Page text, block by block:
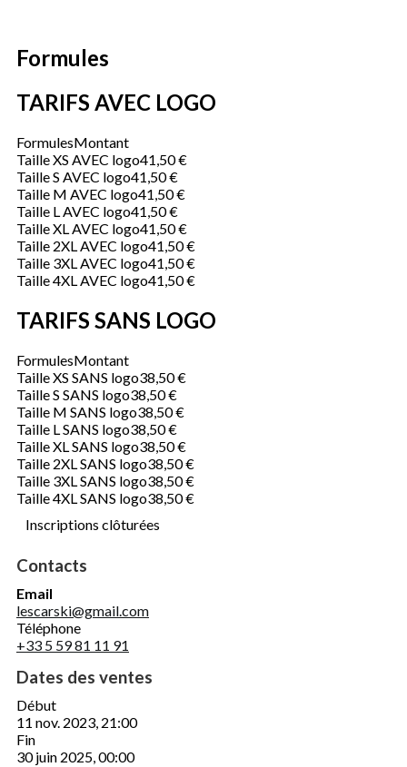
Formules
TARIFS AVEC LOGO
FormulesMontant
Taille XS AVEC logo41,50 €
Taille S AVEC logo41,50 €
Taille M AVEC logo41,50 €
Taille L AVEC logo41,50 €
Taille XL AVEC logo41,50 €
Taille 2XL AVEC logo41,50 €
Taille 3XL AVEC logo41,50 €
Taille 4XL AVEC logo41,50 €
TARIFS SANS LOGO
FormulesMontant
Taille XS SANS logo38,50 €
Taille S SANS logo38,50 €
Taille M SANS logo38,50 €
Taille L SANS logo38,50 €
Taille XL SANS logo38,50 €
Taille 2XL SANS logo38,50 €
Taille 3XL SANS logo38,50 €
Taille 4XL SANS logo38,50 €
Inscriptions clôturées
Contacts
Email
lescarski@gmail.com
Téléphone
+33 5 59 81 11 91
Dates des ventes
Début
11 nov. 2023, 21:00
Fin
30 juin 2025, 00:00